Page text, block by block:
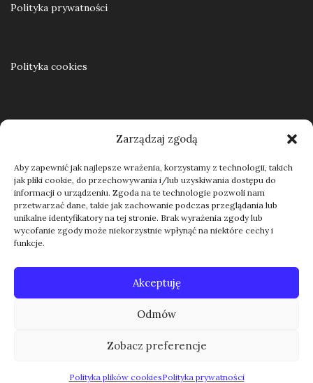
Zarządzaj zgodą
Aby zapewnić jak najlepsze wrażenia, korzystamy z technologii, takich
jak pliki cookie, do przechowywania i/lub uzyskiwania dostępu do
informacji o urządzeniu. Zgoda na te technologie pozwoli nam
przetwarzać dane, takie jak zachowanie podczas przeglądania lub
unikalne identyfikatory na tej stronie. Brak wyrażenia zgody lub
wycofanie zgody może niekorzystnie wpłynąć na niektóre cechy i
funkcje.
Akceptuję
Odmów
Zobacz preferencje
Polityka plików cookiesPolityka prywatności
Polityka prywatności
Polityka cookies
Kontakt